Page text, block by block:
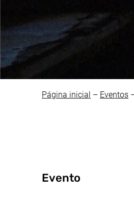
Página inicial – Eventos
Evento